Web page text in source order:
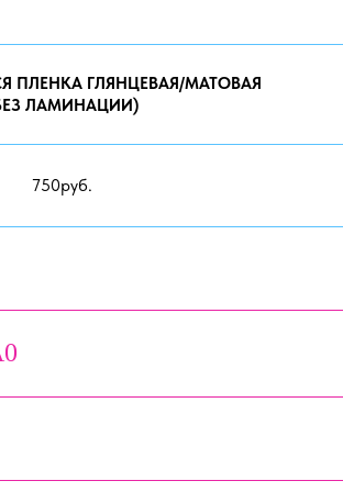
ПЛЕНКА ГЛЯНЦЕВАЯ/МАТОВАЯ
ЛАМИНАЦИИ)
750руб.